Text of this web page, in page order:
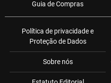
Guia de Compras
Política de privacidade e
Proteção de Dados
Sobre nós